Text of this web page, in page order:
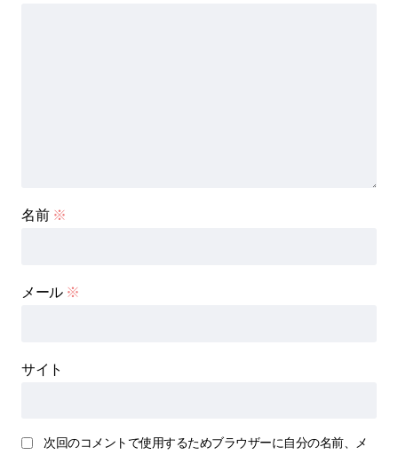
名前 ※
メール ※
サイト
次回のコメントで使用するためブラウザーに自分の名前、メ